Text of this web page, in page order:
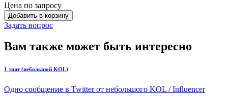
Цена по запросу
Добавить в корзину
Задать вопрос
Вам также может быть интересно
1 твит (небольшой KOL)
Одно сообщение в Twitter от небольшого KOL / Influencer